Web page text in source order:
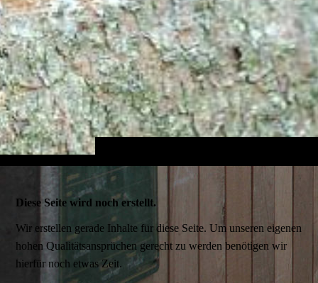
Diese Seite wird noch erstellt.
Wir erstellen gerade Inhalte für diese Seite. Um unseren eigenen
hohen Qualitätsansprüchen gerecht zu werden benötigen wir
hierfür noch etwas Zeit.